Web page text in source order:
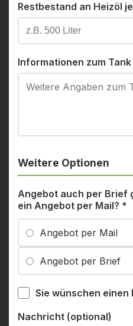
Restbestand an Heizöl
Informationen zum
Weitere Optionen
Angebot auch per Brief
ein Angebot per Mail? *
Angebot per Mail
Angebot per Brief
Sie wünschen einen
Nachricht (optional)